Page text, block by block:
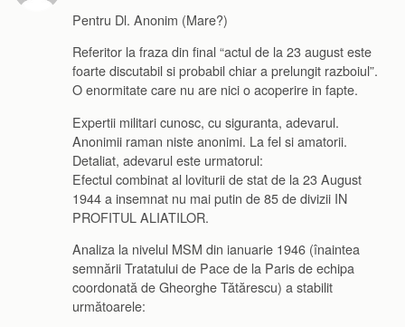
Pentru Dl. Anonim (Mare?)
Referitor la fraza din final “actul de la 23 august este
foarte discutabil si probabil chiar a prelungit razboiul”.
O enormitate care nu are nici o acoperire in fapte.
Expertii militari cunosc, cu siguranta, adevarul.
Anonimii raman niste anonimi. La fel si amatorii.
Detaliat, adevarul este urmatorul:
Efectul combinat al loviturii de stat de la 23 August
1944 a insemnat nu mai putin de 85 de divizii IN
PROFITUL ALIATILOR.
Analiza la nivelul MSM din ianuarie 1946 (înaintea
semnării Tratatului de Pace de la Paris de echipa
coordonată de Gheorghe Tătărescu) a stabilit
următoarele: